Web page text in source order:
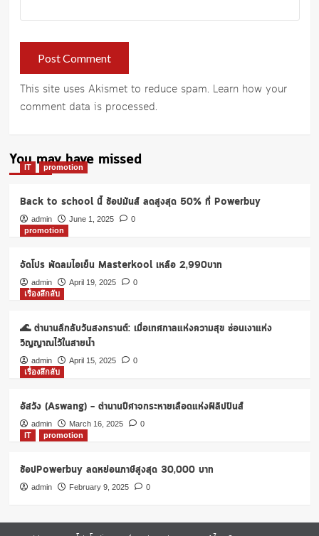
This site uses Akismet to reduce spam. Learn how your
comment data is processed.
You may have missed
IT promotion
Back to school นี้ ช้อปมันส์ ลดสูงสุด 50% ที่ Powerbuy
admin June 1, 2025
0
promotion
จัดโปร พัดลมไอเย็น Masterkool เหลือ 2,990บาท
admin April 19, 2025
0
เรื่องลึกลับ
🌊 ตำนานลึกลับวันสงกรานต์: เมื่อเทศกาลแห่งความสุข ซ่อนเงาแห่ง
วิญญาณไว้ในสายน้ำ
admin April 15, 2025
0
เรื่องลึกลับ
อัสวัง (Aswang) – ตำนานปีศาจกระหายเลือดแห่งฟิลิปปินส์
admin March 16, 2025
0
IT
promotion
ช้อปPowerbuy ลดหย่อนภาษีสูงสุด 30,000 บาท
admin February 9, 2025 0